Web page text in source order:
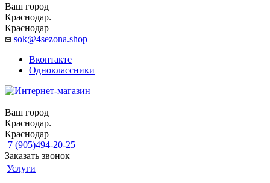
Ваш город
Краснодар
Краснодар
sok@4sezona.shop
Вконтакте
Одноклассники
Ваш город
Краснодар
Краснодар
7 (905)494-20-25
Заказать звонок
Услуги